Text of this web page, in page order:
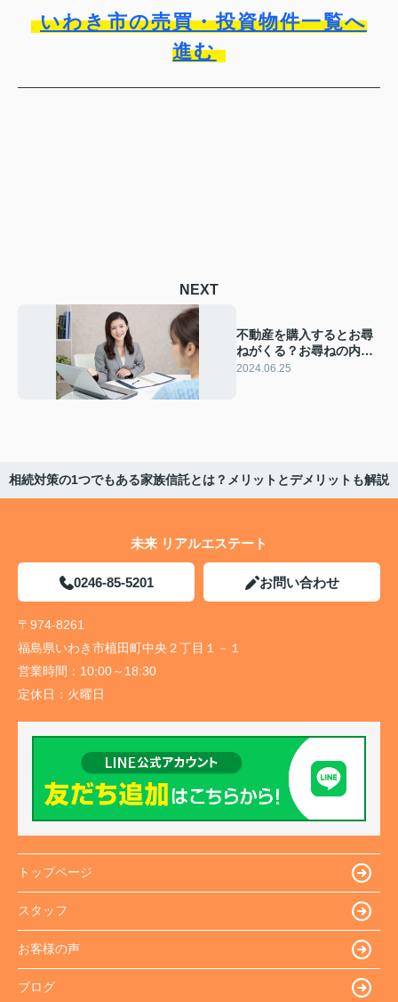
いわき市の売買・投資物件一覧へ
進む
NEXT
不動産を購入するとお尋
ねがくる？お尋ねの内容
や対応方法を解説
2024.06.25
相続対策の1つでもある家族信託とは？メリットとデメリットも解説
未来 リアルエステート
0246-85-5201 お問い合わせ
〒974-8261
福島県いわき市植田町中央２丁目１－１
営業時間： 10:00～18:30
定休日： 火曜日
トップページ
スタッフ
お客様の声
ブログ